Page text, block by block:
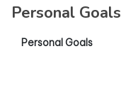
Personal Goals
Personal Goals